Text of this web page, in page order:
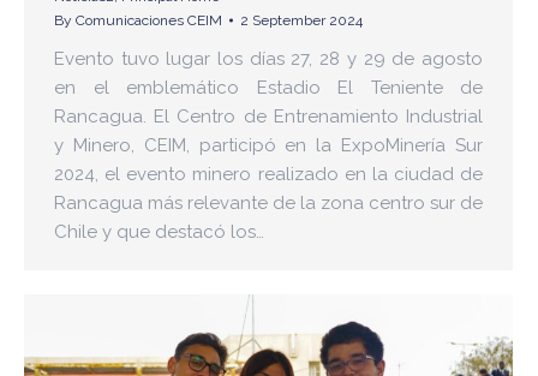
By Comunicaciones CEIM 2 September 2024
Evento tuvo lugar los días 27, 28 y 29 de agosto
en el emblemático Estadio El Teniente de
Rancagua. El Centro de Entrenamiento Industrial
y Minero, CEIM, participó en la ExpoMinería Sur
2024, el evento minero realizado en la ciudad de
Rancagua más relevante de la zona centro sur de
Chile y que destacó los…